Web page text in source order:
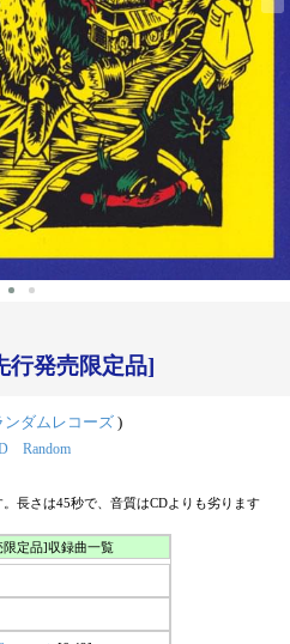
行発売限定品]
ンダムレコーズ )
Random
長さは45秒で、音質はCDよりも劣ります
定品]収録曲一覧